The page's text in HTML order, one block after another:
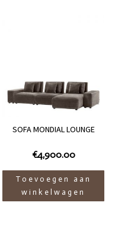
SOFA MONDIAL LOUNGE
€4,900.00
Toevoegen aan
winkelwagen